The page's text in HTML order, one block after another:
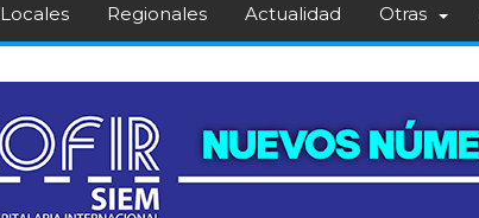
Locales Regionales Actualidad Otras